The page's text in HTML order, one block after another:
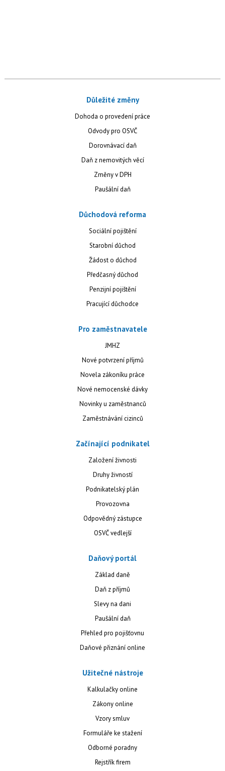
Důležité změny
Dohoda o provedení práce
Odvody pro OSVČ
Dorovnávací daň
Daň z nemovitých věcí
Změny v DPH
Paušální daň
Důchodová reforma
Sociální pojištění
Starobní důchod
Žádost o důchod
Předčasný důchod
Penzijní pojištění
Pracující důchodce
Pro zaměstnavatele
JMHZ
Nové potvrzení příjmů
Novela zákoníku práce
Nové nemocenské dávky
Novinky u zaměstnanců
Zaměstnávání cizinců
Začínající podnikatel
Založení živnosti
Druhy živností
Podnikatelský plán
Provozovna
Odpovědný zástupce
OSVČ vedlejší
Daňový portál
Základ daně
Daň z příjmů
Slevy na dani
Paušální daň
Přehled pro pojišťovnu
Daňové přiznání online
Užitečné nástroje
Kalkulačky online
Zákony online
Vzory smluv
Formuláře ke stažení
Odborné poradny
Rejstřík firem